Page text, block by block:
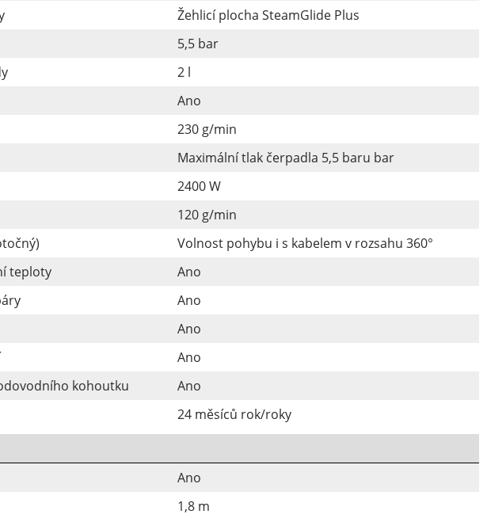
Žehlicí plocha SteamGlide Plus
5,5 bar
2 l
Ano
230 g/min
Maximální tlak čerpadla 5,5 baru bar
2400 W
120 g/min
Volnost pohybu i s kabelem v rozsahu 360°
teploty
Ano
Ano
Ano
Ano
kohoutku
Ano
24 měsíců rok/roky
Ano
1,8 m